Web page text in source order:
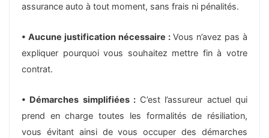
assurance auto à tout moment, sans frais ni pénalités.
• Aucune justification nécessaire :Vous n’avez pas à
expliquer pourquoi vous souhaitez mettre fin à votre
contrat.
• Démarches simplifiées :C’est l’assureur actuel qui
prend en charge toutes les formalités de résiliation,
vous évitant ainsi de vous occuper des démarches